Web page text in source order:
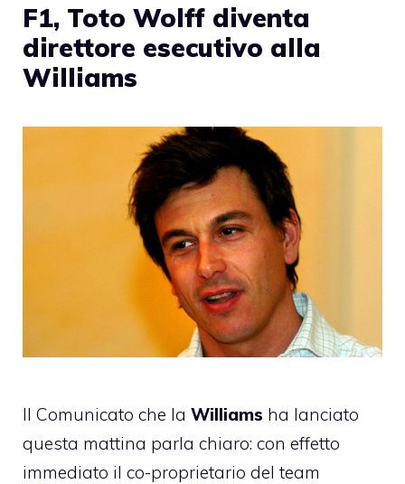
F1, Toto Wolff diventa
direttore esecutivo alla
Williams
Il Comunicato che la Williams ha lanciato
questa mattina parla chiaro: con effetto
immediato il co-proprietario del team